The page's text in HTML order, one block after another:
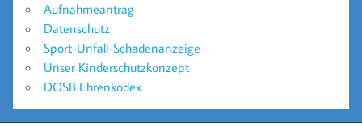
Aufnahmeantrag
Datenschutz
Sport-Unfall-Schadenanzeige
Unser Kinderschutzkonzept
DOSB Ehrenkodex